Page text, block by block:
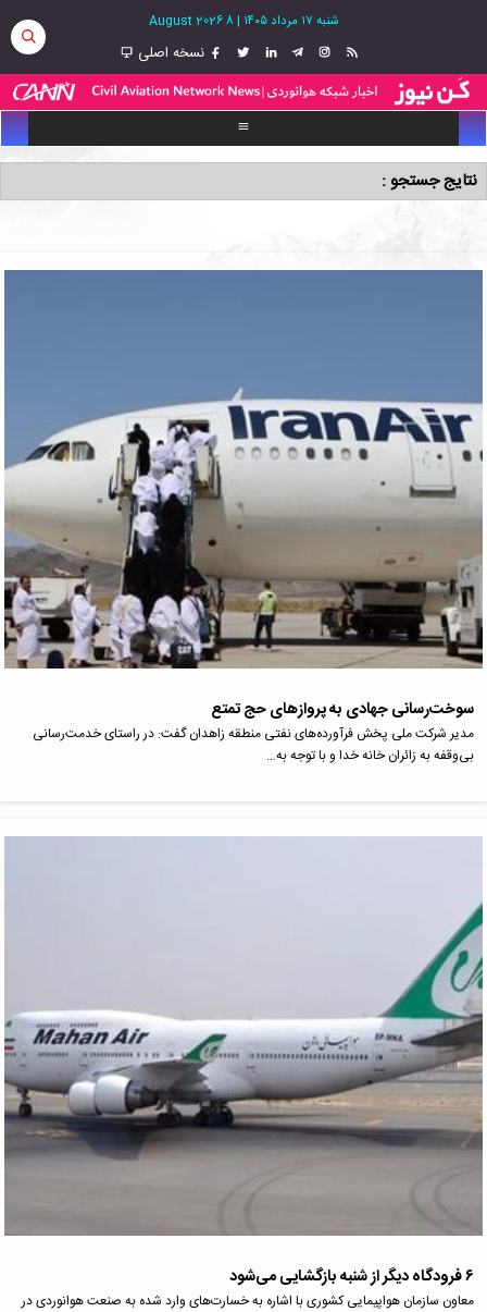
شنبه ۱۷ مرداد ۱۴۰۵ |
8 August 2026
نسخه اصلی
نتایج جستجو :
سوخت‌رسانی جهادی به پروازهای حج تمتع
مدیر شرکت ملی پخش فرآورده‌های نفتی منطقه زاهدان گفت: در راستای خدمت‌رسانی
بی‌وقفه به زائران خانه خدا و با توجه به…
۶ فرودگاه دیگر از شنبه بازگشایی می‌شود
معاون سازمان هواپیمایی کشوری با اشاره به خسارت‌های وارد شده به صنعت هوانوردی در